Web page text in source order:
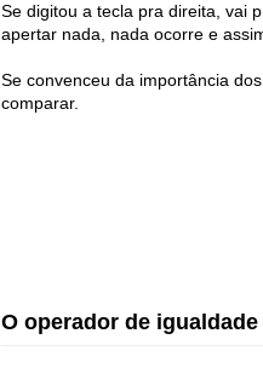
Se digitou a tecla pra direita, vai
apertar nada, nada ocorre e
Se convenceu da importância
comparar.
O operador de igualdade